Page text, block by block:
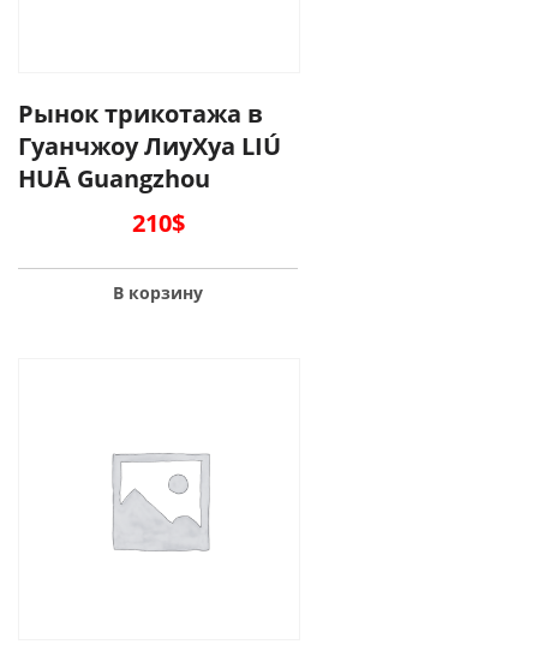
Рынок трикотажа в
Гуанчжоу ЛиуХуа LIÚ
HUĀ Guangzhou
210$
В корзину